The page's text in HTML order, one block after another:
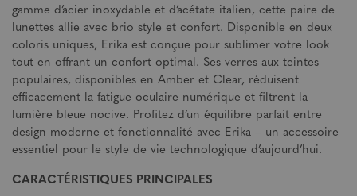
gamme d’acier inoxydable et d’acétate italien, cette paire de
lunettes allie avec brio style et confort. Disponible en deux
coloris uniques, Erika est conçue pour sublimer votre look
tout en offrant un confort optimal. Ses verres aux teintes
populaires, disponibles en Amber et Clear, réduisent
efficacement la fatigue oculaire numérique et filtrent la
lumière bleue nocive. Profitez d’un équilibre parfait entre
design moderne et fonctionnalité avec Erika – un accessoire
essentiel pour le style de vie technologique d’aujourd’hui.
CARACTÉRISTIQUES PRINCIPALES